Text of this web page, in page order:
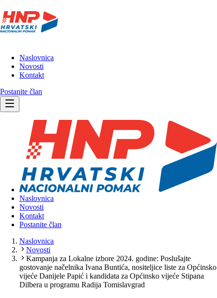
Naslovnica
Novosti
Kontakt
Postanite član
Naslovnica
Novosti
Kontakt
Postanite član
Naslovnica
Novosti
Kampanja za Lokalne izbore 2024. godine: Poslušajte
gostovanje načelnika Ivana Buntića, nositeljice liste za Općinsko
vijeće Danijele Papić i kandidata za Općinsko vijeće Stipana
Dilbera u programu Radija Tomislavgrad